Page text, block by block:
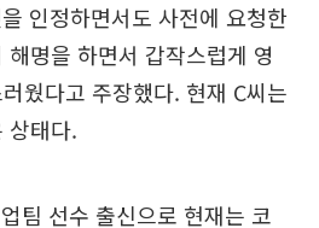
인정하면서도 사전에 요청한
명을 하면서 갑작스럽게 영
웠다고 주장했다. 현재 C씨는
상태다.
팀 선수 출신으로 현재는 코